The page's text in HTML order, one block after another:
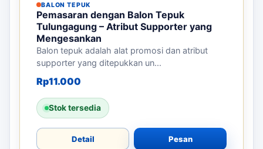
BALON TEPUK
Pemasaran dengan Balon Tepuk
Tulungagung – Atribut Supporter yang
Mengesankan
Balon tepuk adalah alat promosi dan atribut
supporter yang ditepukkan un...
Rp11.000
Stok tersedia
Detail Pesan